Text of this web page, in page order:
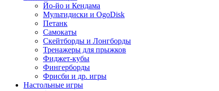
Йо-йо и Кендама
Мультидиски и OgoDisk
Петанк
Самокаты
Скейтборды и Лонгборды
Тренажеры для прыжков
Фиджет-кубы
Фингерборды
Фрисби и др. игры
Настольные игры